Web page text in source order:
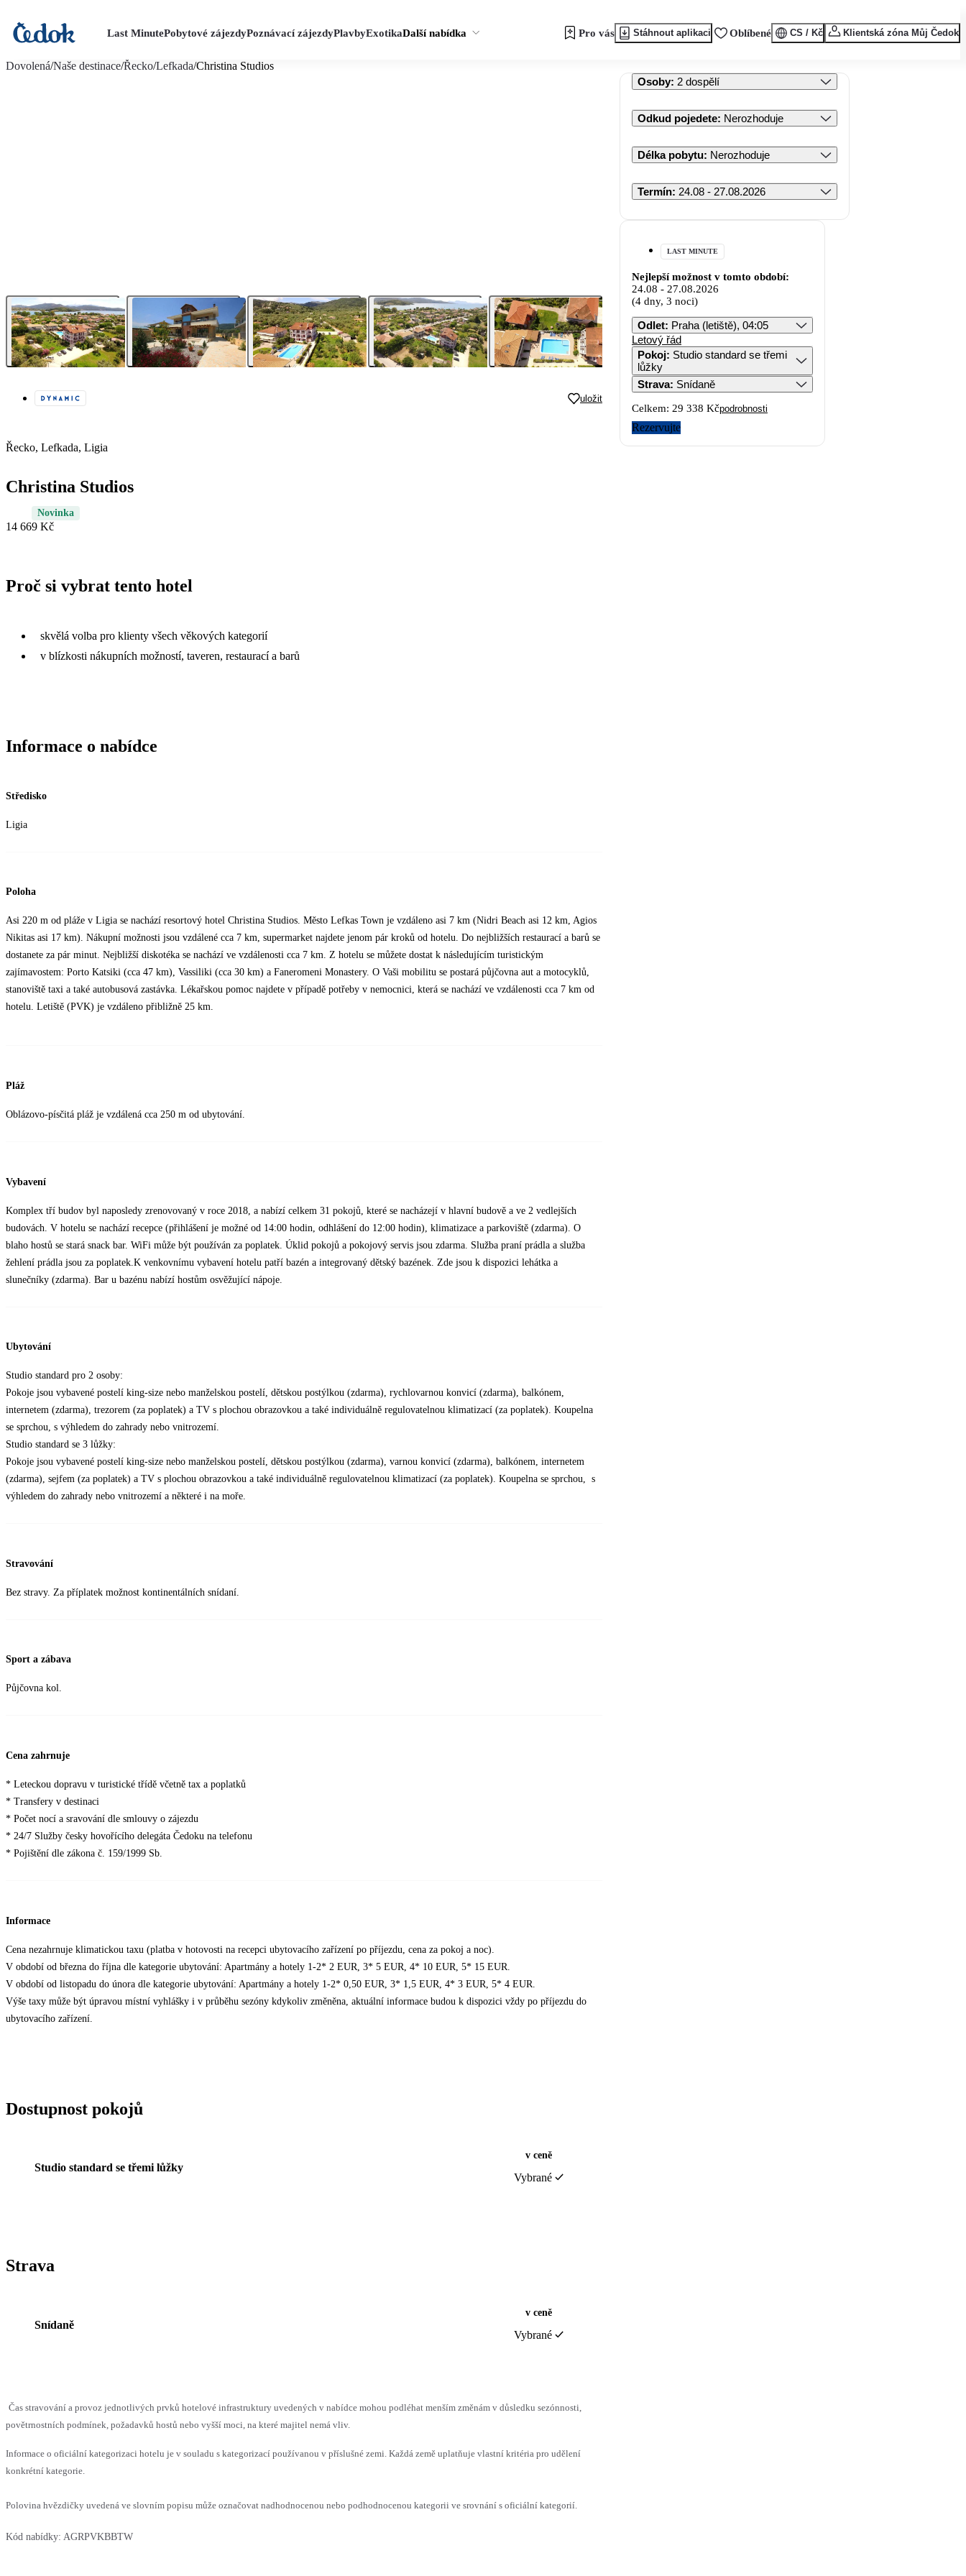
Last MinutePobytové zájezdyPoznávací zájezdyPlavbyExotikaDalší nabídka Pro vás Stáhnout aplikaci Oblíbené CS / Kč Klientská zóna Můj Čedok
Dovolená/Naše destinace/Řecko/Lefkada/Christina Studios
uložit
Řecko, Lefkada, Ligia
Christina Studios
Novinka
14 669 Kč
Proč si vybrat tento hotel
skvělá volba pro klienty všech věkových kategorií
v blízkosti nákupních možností, taveren, restaurací a barů
Informace o nabídce
Středisko
Ligia
Poloha
Asi 220 m od pláže v Ligia se nachází resortový hotel Christina Studios. Město Lefkas Town je vzdáleno asi 7 km (Nidri Beach asi 12 km, Agios
Nikitas asi 17 km). Nákupní možnosti jsou vzdálené cca 7 km, supermarket najdete jenom pár kroků od hotelu. Do nejbližších restaurací a barů se
dostanete za pár minut. Nejbližší diskotéka se nachází ve vzdálenosti cca 7 km. Z hotelu se můžete dostat k následujícím turistickým
zajímavostem: Porto Katsiki (cca 47 km), Vassiliki (cca 30 km) a Faneromeni Monastery. O Vaši mobilitu se postará půjčovna aut a motocyklů,
stanoviště taxi a také autobusová zastávka. Lékařskou pomoc najdete v případě potřeby v nemocnici, která se nachází ve vzdálenosti cca 7 km od
hotelu. Letiště (PVK) je vzdáleno přibližně 25 km.
Pláž
Oblázovo-písčitá pláž je vzdálená cca 250 m od ubytování.
Vybavení
Komplex tří budov byl naposledy zrenovovaný v roce 2018, a nabízí celkem 31 pokojů, které se nacházejí v hlavní budově a ve 2 vedlejších
budovách. V hotelu se nachází recepce (přihlášení je možné od 14:00 hodin, odhlášení do 12:00 hodin), klimatizace a parkoviště (zdarma). O
blaho hostů se stará snack bar. WiFi může být používán za poplatek. Úklid pokojů a pokojový servis jsou zdarma. Služba praní prádla a služba
žehlení prádla jsou za poplatek.K venkovnímu vybavení hotelu patří bazén a integrovaný dětský bazének. Zde jsou k dispozici lehátka a
slunečníky (zdarma). Bar u bazénu nabízí hostům osvěžující nápoje.
Ubytování
Studio standard pro 2 osoby:
Pokoje jsou vybavené postelí king-size nebo manželskou postelí, dětskou postýlkou (zdarma), rychlovarnou konvicí (zdarma), balkónem,
internetem (zdarma), trezorem (za poplatek) a TV s plochou obrazovkou a také individuálně regulovatelnou klimatizací (za poplatek). Koupelna
se sprchou, s výhledem do zahrady nebo vnitrozemí.
Studio standard se 3 lůžky:
Pokoje jsou vybavené postelí king-size nebo manželskou postelí, dětskou postýlkou (zdarma), varnou konvicí (zdarma), balkónem, internetem
(zdarma), sejfem (za poplatek) a TV s plochou obrazovkou a také individuálně regulovatelnou klimatizací (za poplatek). Koupelna se sprchou, s
výhledem do zahrady nebo vnitrozemí a některé i na moře.
Stravování
Bez stravy. Za příplatek možnost kontinentálních snídaní.
Sport a zábava
Půjčovna kol.
Cena zahrnuje
* Leteckou dopravu v turistické třídě včetně tax a poplatků
* Transfery v destinaci
* Počet nocí a sravování dle smlouvy o zájezdu
* 24/7 Služby česky hovořícího delegáta Čedoku na telefonu
* Pojištění dle zákona č. 159/1999 Sb.
Informace
Cena nezahrnuje klimatickou taxu (platba v hotovosti na recepci ubytovacího zařízení po příjezdu, cena za pokoj a noc).
V období od března do října dle kategorie ubytování: Apartmány a hotely 1-2* 2 EUR, 3* 5 EUR, 4* 10 EUR, 5* 15 EUR.
V období od listopadu do února dle kategorie ubytování: Apartmány a hotely 1-2* 0,50 EUR, 3* 1,5 EUR, 4* 3 EUR, 5* 4 EUR.
Výše taxy může být úpravou místní vyhlášky i v průběhu sezóny kdykoliv změněna, aktuální informace budou k dispozici vždy po příjezdu do
ubytovacího zařízení.
Dostupnost pokojů
Studio standard se třemi lůžky
v ceně
Vybrané
Strava
Snídaně
v ceně
Vybrané
Čas stravování a provoz jednotlivých prvků hotelové infrastruktury uvedených v nabídce mohou podléhat menším změnám v důsledku sezónnosti,
povětrnostních podmínek, požadavků hostů nebo vyšší moci, na které majitel nemá vliv.
Informace o oficiální kategorizaci hotelu je v souladu s kategorizací používanou v příslušné zemi. Každá země uplatňuje vlastní kritéria pro udělení
konkrétní kategorie.
Polovina hvězdičky uvedená ve slovním popisu může označovat nadhodnocenou nebo podhodnocenou kategorii ve srovnání s oficiální kategorií.
Kód nabídky: AGRPVKBBTW
Osoby: 2 dospělí
Odkud pojedete: Nerozhoduje
Délka pobytu: Nerozhoduje
Termín: 24.08 - 27.08.2026
LAST MINUTE
Nejlepší možnost v tomto období:
24.08 - 27.08.2026
(4 dny, 3 noci)
Odlet: Praha (letiště), 04:05
Letový řád
Pokoj: Studio standard se třemi
lůžky
Strava: Snídaně
Celkem: 29 338 Kčpodrobnosti
Rezervujte